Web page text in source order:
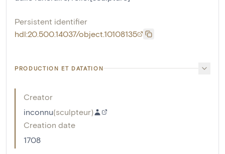
Persistent identifier
hdl:20.500.14037/object.10108135
PRODUCTION ET DATATION
Creator
inconnu(sculpteur)
Creation date
1708